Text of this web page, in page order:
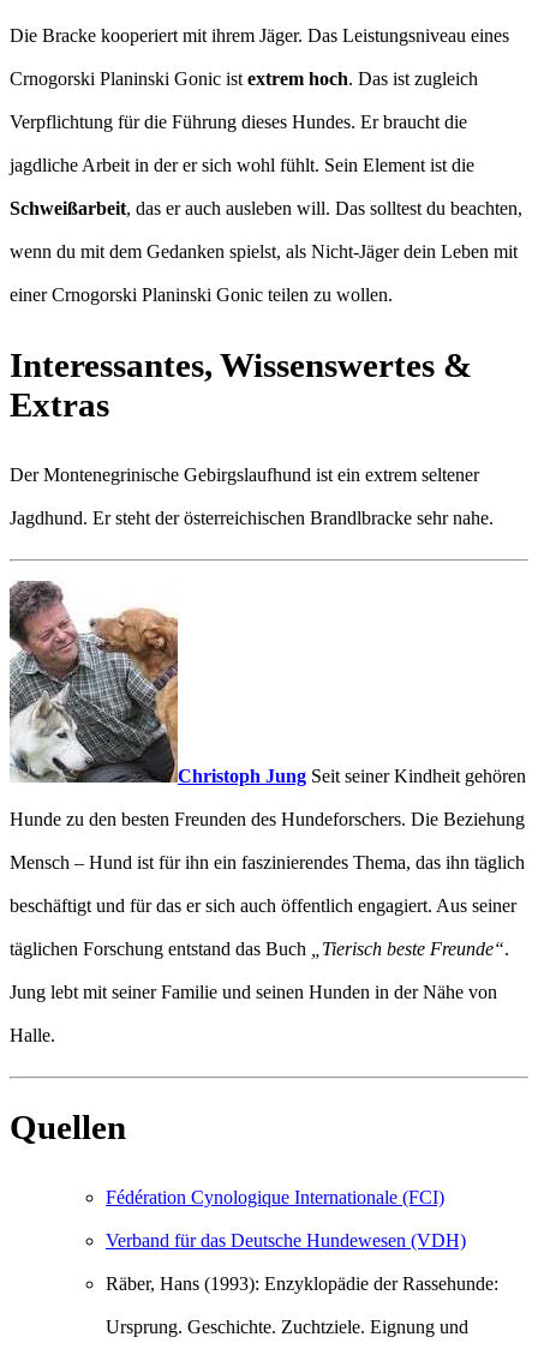
Die Bracke kooperiert mit ihrem Jäger. Das Leistungsniveau eines
Crnogorski Planinski Gonic ist extrem hoch. Das ist zugleich
Verpflichtung für die Führung dieses Hundes. Er braucht die
jagdliche Arbeit in der er sich wohl fühlt. Sein Element ist die
Schweißarbeit, das er auch ausleben will. Das solltest du beachten,
wenn du mit dem Gedanken spielst, als Nicht-Jäger dein Leben mit
einer Crnogorski Planinski Gonic teilen zu wollen.
Interessantes, Wissenswertes &
Extras
Der Montenegrinische Gebirgslaufhund ist ein extrem seltener
Jagdhund. Er steht der österreichischen Brandlbracke sehr nahe.
Christoph Jung Seit seiner Kindheit gehören
Hunde zu den besten Freunden des Hundeforschers. Die Beziehung
Mensch – Hund ist für ihn ein faszinierendes Thema, das ihn täglich
beschäftigt und für das er sich auch öffentlich engagiert. Aus seiner
täglichen Forschung entstand das Buch „Tierisch beste Freunde“.
Jung lebt mit seiner Familie und seinen Hunden in der Nähe von
Halle.
Quellen
Fédération Cynologique Internationale (FCI)
Verband für das Deutsche Hundewesen (VDH)
Räber, Hans (1993): Enzyklopädie der Rassehunde:
Ursprung. Geschichte. Zuchtziele. Eignung und